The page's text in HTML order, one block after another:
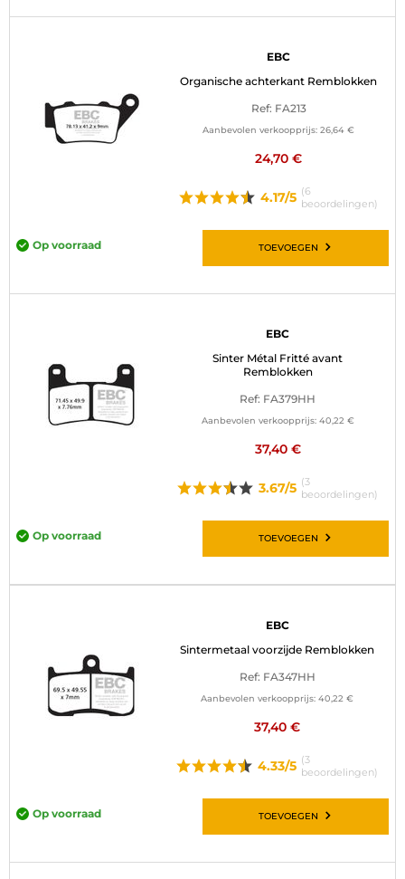
EBC
Organische achterkant Remblokken
Ref: FA213
Aanbevolen verkoopprijs: 26,64 €
24,70 €
4.17/5 (6
beoordelingen)
Op voorraad TOEVOEGEN
EBC
Sinter Métal Fritté avant
Remblokken
Ref: FA379HH
Aanbevolen verkoopprijs: 40,22 €
37,40 €
3.67/5 (3
beoordelingen)
Op voorraad TOEVOEGEN
EBC
Sintermetaal voorzijde Remblokken
Ref: FA347HH
Aanbevolen verkoopprijs: 40,22 €
37,40 €
4.33/5 (3
beoordelingen)
Op voorraad TOEVOEGEN